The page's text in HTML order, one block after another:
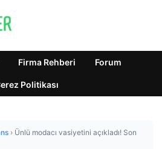
Firma Rehberi Forum
Politikası
› Ünlü modacı vasiyetini açıkladı! Son